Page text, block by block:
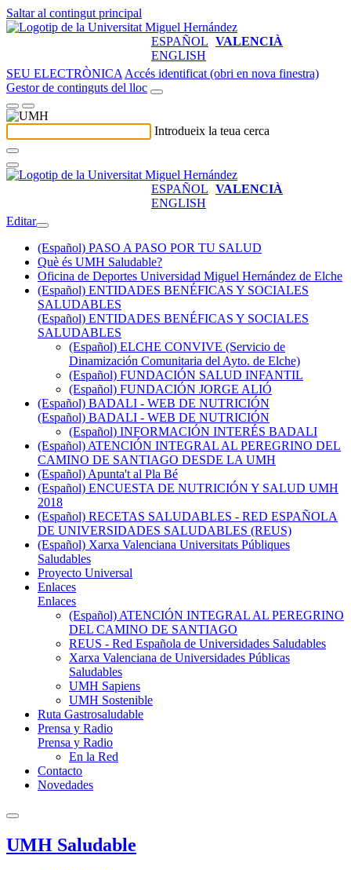
Saltar al contingut principal
ESPAÑOL VALENCIÀ
ENGLISH
SEU ELECTRÒNICA Accés identificat (obri en nova finestra)
Gestor de continguts del lloc
Introdueix la teua cerca
ESPAÑOL VALENCIÀ
ENGLISH
Editar
(Español) PASO A PASO POR TU SALUD
Què és UMH Saludable?
Oficina de Deportes Universidad Miguel Hernández de Elche
(Español) ENTIDADES BENÉFICAS Y SOCIALES
SALUDABLES
(Español) ENTIDADES BENÉFICAS Y SOCIALES
SALUDABLES
(Español) ELCHE CONVIVE (Servicio de
Dinamización Comunitaria del Ayto. de Elche)
(Español) FUNDACIÓN SALUD INFANTIL
(Español) FUNDACIÓN JORGE ALIÓ
(Español) BADALI - WEB DE NUTRICIÓN
(Español) BADALI - WEB DE NUTRICIÓN
(Español) INFORMACIÓN INTERÉS BADALI
(Español) ATENCIÓN INTEGRAL AL PEREGRINO DEL
CAMINO DE SANTIAGO DESDE LA UMH
(Español) Apunta't al Pla Bé
(Español) ENCUESTA DE NUTRICIÓN Y SALUD UMH
2018
(Español) RECETAS SALUDABLES - RED ESPAÑOLA
DE UNIVERSIDADES SALUDABLES (REUS)
(Español) Xarxa Valenciana Universitats Públiques
Saludables
Proyecto Universal
Enlaces
Enlaces
(Español) ATENCIÓN INTEGRAL AL PEREGRINO
DEL CAMINO DE SANTIAGO
REUS - Red Española de Universidades Saludables
Xarxa Valenciana de Universidades Públicas
Saludables
UMH Sapiens
UMH Sostenible
Ruta Gastrosaludable
Prensa y Radio
Prensa y Radio
En la Red
Contacto
Novedades
UMH Saludable